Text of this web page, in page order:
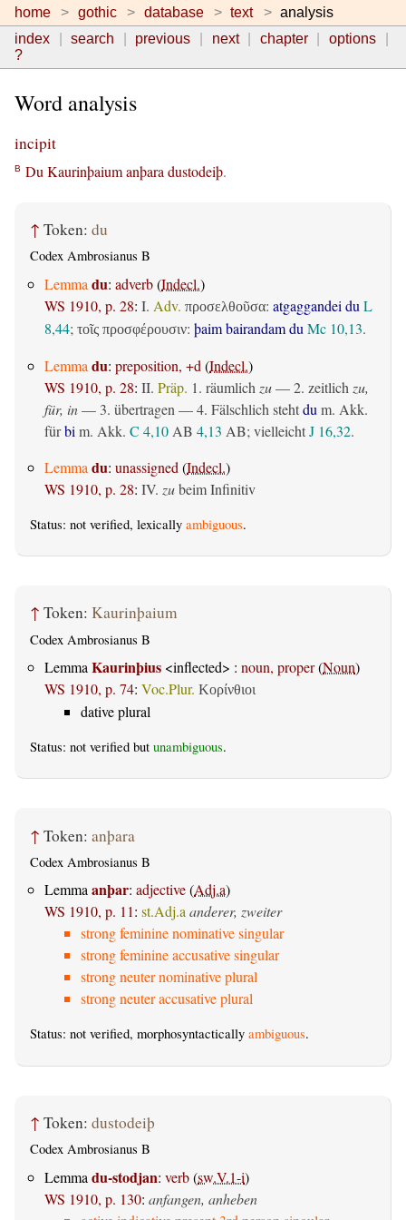
home gothic database text
analysis
index
search previous next chapter
options
?
Word analysis
incipit
B Du Kaurinþaiumanþara dustodeiþ.
↑ Token: du
Codex Ambrosianus B
Lemma du: adverb(Indecl.)
WS 1910, p. 28: I. Adv. προσελθοῦσα: atgaggandei du L
8,44; τοῖς προσφέρουσιν: þaim bairandam du Mc 10,13.
Lemma du: preposition, +d (Indecl.)
WS 1910, p. 28: II. Präp. 1. räumlich zu— 2. zeitlich zu,
für, in— 3. übertragen — 4. Fälschlich stehtdu m. Akk.
fürbi m. Akk. C 4,10 AB 4,13 AB; vielleichtJ 16,32.
Lemma du: unassigned (Indecl.)
WS 1910, p. 28: IV. zubeim Infinitiv
Status: not verified, lexically ambiguous.
↑ Token: Kaurinþaium
Codex Ambrosianus B
Lemma Kaurinþius <inflected> : noun, proper(Noun)
WS 1910, p. 74: Voc.Plur. Κορίνθιοι
dative plural
Status: not verified but unambiguous.
↑ Token: anþara
Codex Ambrosianus B
Lemmaanþar: adjective(Adj.a)
WS 1910, p. 11: st.Adj.aanderer, zweiter
strong feminine nominative singular
strong feminine accusative singular
strong neuter nominative plural
strong neuter accusative plural
Status: not verified, morphosyntactically ambiguous.
↑ Token: dustodeiþ
Codex Ambrosianus B
Lemma du-stodjan: verb(sw.V.1-i)
WS 1910, p. 130: anfangen, anheben